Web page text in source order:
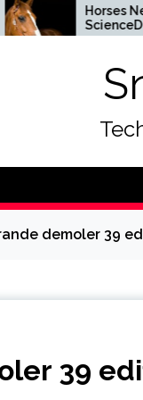
Horses News —
ScienceDaily
demoler 39
39